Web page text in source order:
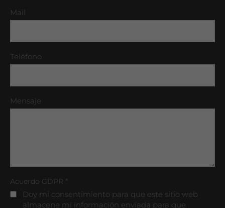
Mail
Teléfono
Mensaje
Acuerdo GDPR *
Doy mi consentimiento para que este sitio web
almacene mi información enviada para que